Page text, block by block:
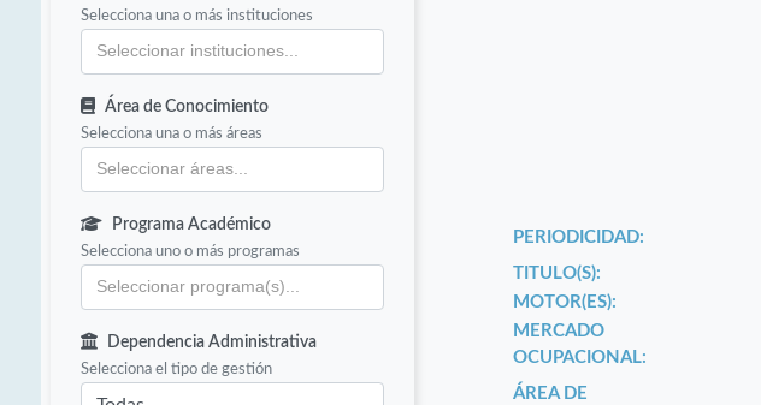
Selecciona una o más instituciones
Área de Conocimiento
Selecciona una o más áreas
Programa Académico
Selecciona uno o más programas
Dependencia Administrativa
Selecciona el tipo de gestión
PERIODICIDAD:
TITULO(S):
MOTOR(ES):
MERCADO
OCUPACIONAL:
ÁREA DE